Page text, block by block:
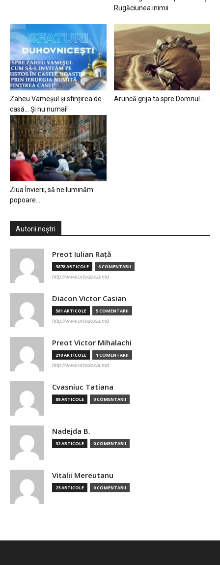
Rugăciunea inimii
Zaheu Vameșul și sfințirea de
casă… Și nu numai!
Aruncă grija ta spre Domnul…
Ziua Învierii, să ne luminăm
popoare…
Autorii noștri
Preot Iulian Raţă
3878 ARTICOLE 6 COMENTARII
http://www.ortodoxia.md
Diacon Victor Casian
581 ARTICOLE 5 COMENTARII
http://www.ortodoxia.md
Preot Victor Mihalachi
210 ARTICOLE 1 COMENTARII
http://www.ortodoxia.md
Cvasniuc Tatiana
88 ARTICOLE 0 COMENTARII
Nadejda B.
32 ARTICOLE 0 COMENTARII
Vitalii Mereutanu
23 ARTICOLE 0 COMENTARII